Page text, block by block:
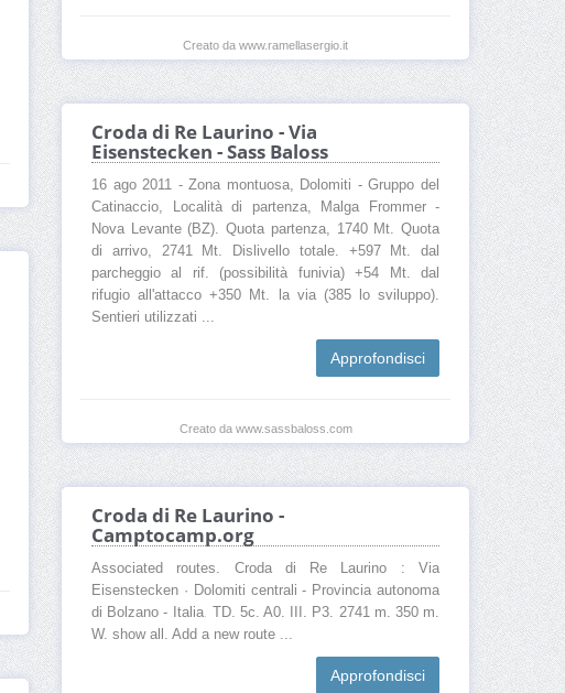
Creato da www.ramellasergio.it
Croda di Re Laurino - Via
Eisenstecken - Sass Baloss
16 ago 2011 - Zona montuosa, Dolomiti - Gruppo del
Catinaccio, Località di partenza, Malga Frommer -
Nova Levante (BZ). Quota partenza, 1740 Mt. Quota
di arrivo, 2741 Mt. Dislivello totale. +597 Mt. dal
parcheggio al rif. (possibilità funivia) +54 Mt. dal
rifugio all'attacco +350 Mt. la via (385 lo sviluppo).
Sentieri utilizzati ...
Approfondisci
Creato da www.sassbaloss.com
Croda di Re Laurino -
Camptocamp.org
Associated routes. Croda di Re Laurino : Via
Eisenstecken · Dolomiti centrali - Provincia autonoma
di Bolzano - Italia. TD. 5c. A0. III. P3. 2741 m. 350 m.
W. show all. Add a new route ...
Approfondisci